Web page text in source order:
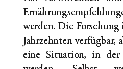
werden. Die
Jahrzehnten verfügbar,
eine Situation, in